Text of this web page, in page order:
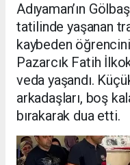
Adıyaman’ın
tatilinde yaşanan
kaybeden
Pazarcık Fatih
veda yaşandı.
arkadaşları, boş
bırakarak dua etti.